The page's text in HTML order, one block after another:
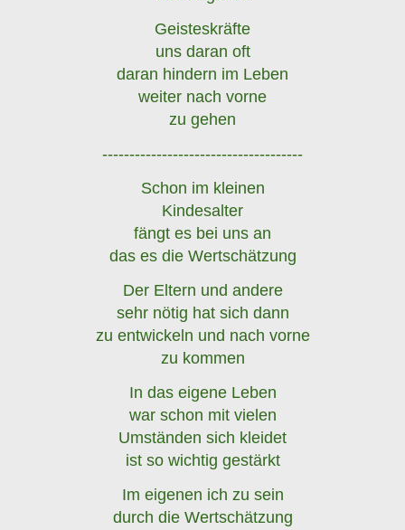
Geisteskräfte
uns daran oft
daran hindern im Leben
weiter nach vorne
zu gehen
-------------------------------------
Schon im kleinen
Kindesalter
fängt es bei uns an
das es die Wertschätzung
Der Eltern und andere
sehr nötig hat sich dann
zu entwickeln und nach vorne
zu kommen
In das eigene Leben
war schon mit vielen
Umständen sich kleidet
ist so wichtig gestärkt
Im eigenen ich zu sein
durch die Wertschätzung